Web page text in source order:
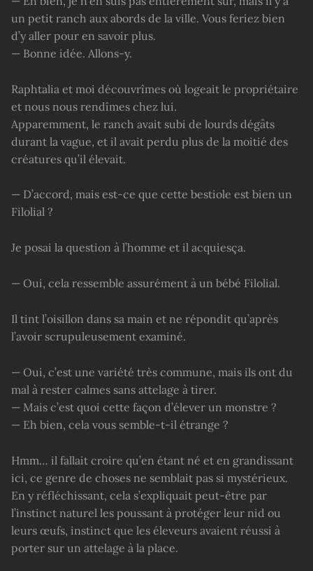
un petit ranch aux abords de la ville. Vous feriez bien
d’y aller pour en savoir plus.
— Bonne idée. Allons-y.
Raphtalia et moi découvrîmes où logeait le propriétaire
et nous nous rendîmes chez lui.
Apparemment, le ranch avait subi de lourds dégâts
durant la vague, et il avait perdu plus de la moitié des
créatures qu’il élevait.
— D’accord, mais est-ce que cette bestiole est bien un
Filolial ?
Je posai la question à l’homme et il acquiesça.
— Oui, cela ressemble assurément à un bébé Filolial.
Il tint l’oisillon dans sa main et ne répondit qu’après
l’avoir scrupuleusement examiné.
— Oui, c’est une variété très commune, mais ils ont du
mal à rester calmes sans attelage à tirer.
— Mais c’est quoi cette façon d’élever un monstre ?
— Eh bien, cela vous semble-t-il étrange ?
Hmm… il fallait croire qu’en étant né et en grandissant
ici, ce genre de choses ne semblait pas si mystérieux.
En y réfléchissant, cela s’expliquait peut-être par
l’instinct naturel les poussant à protéger leur nid ou
leurs œufs, instinct que les éleveurs avaient réussi à
porter sur un attelage à la place.